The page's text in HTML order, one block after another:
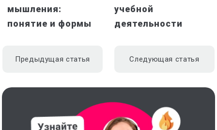
мышления:
понятие и формы
Предыдущая статья
учебной
деятельности
Следующая статья